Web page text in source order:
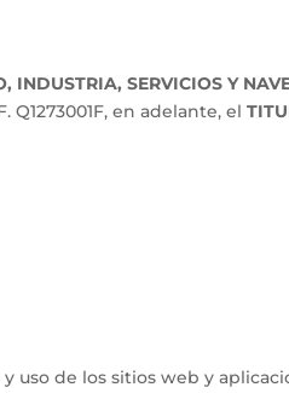
INDUSTRIA, SERVICIOS Y
Q1273001F, en adelante, el
uso de los sitios web y